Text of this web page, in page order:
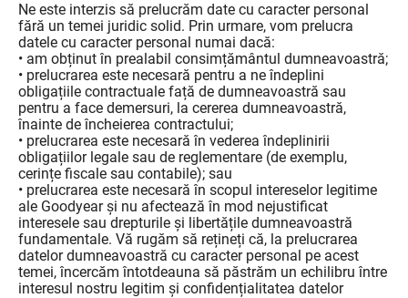
Ne este interzis să prelucrăm date cu caracter personal
fără un temei juridic solid. Prin urmare, vom prelucra
datele cu caracter personal numai dacă:
• am obținut în prealabil consimțământul dumneavoastră;
• prelucrarea este necesară pentru a ne îndeplini
obligațiile contractuale față de dumneavoastră sau
pentru a face demersuri, la cererea dumneavoastră,
înainte de încheierea contractului;
• prelucrarea este necesară în vederea îndeplinirii
obligațiilor legale sau de reglementare (de exemplu,
cerințe fiscale sau contabile); sau
• prelucrarea este necesară în scopul intereselor legitime
ale Goodyear și nu afectează în mod nejustificat
interesele sau drepturile și libertățile dumneavoastră
fundamentale. Vă rugăm să rețineți că, la prelucrarea
datelor dumneavoastră cu caracter personal pe acest
temei, încercăm întotdeauna să păstrăm un echilibru între
interesul nostru legitim și confidențialitatea datelor